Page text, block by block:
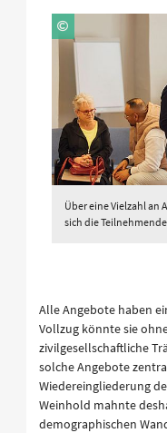
Über eine Vielzahl
sich die
Alle Angebote haben
Vollzug könnte sie
zivilgesellschaftliche
solche Angebote
Wiedereingliederung
Weinhold mahnte
demographischen